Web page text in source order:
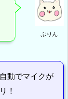
ぷりん
動でマイクが
！